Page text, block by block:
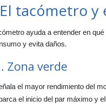
tacómetro
ayuda a entender en
y evita daños.
Zona verde
el mayor rendimiento del
el inicio del par máximo y